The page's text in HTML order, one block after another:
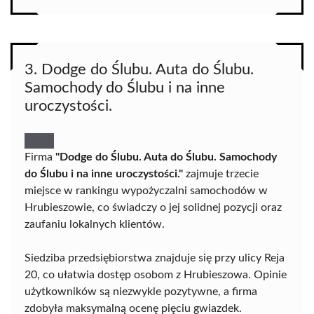
3. Dodge do Ślubu. Auta do Ślubu.
Samochody do Ślubu i na inne
uroczystości.
Firma "Dodge do Ślubu. Auta do Ślubu. Samochody
do Ślubu i na inne uroczystości." zajmuje trzecie
miejsce w rankingu wypożyczalni samochodów w
Hrubieszowie, co świadczy o jej solidnej pozycji oraz
zaufaniu lokalnych klientów.
Siedziba przedsiębiorstwa znajduje się przy ulicy Reja
20, co ułatwia dostęp osobom z Hrubieszowa. Opinie
użytkowników są niezwykle pozytywne, a firma
zdobyła maksymalną ocenę pięciu gwiazdek.